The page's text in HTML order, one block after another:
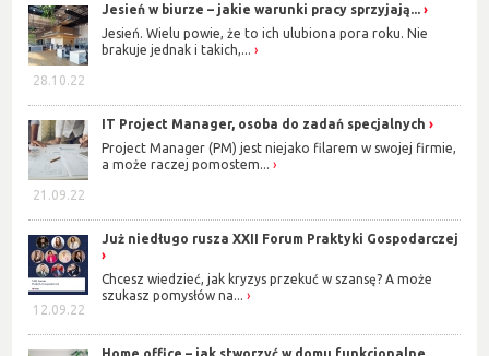
28.10.22
Jesień w biurze – jakie warunki pracy sprzyjają...
Jesień. Wielu powie, że to ich ulubiona pora roku. Nie
brakuje jednak i takich,...
21.09.22
IT Project Manager, osoba do zadań specjalnych
Project Manager (PM) jest niejako filarem w swojej firmie,
a może raczej pomostem...
12.09.22
Już niedługo rusza XXII Forum Praktyki Gospodarczej
Chcesz wiedzieć, jak kryzys przekuć w szansę? A może
szukasz pomysłów na...